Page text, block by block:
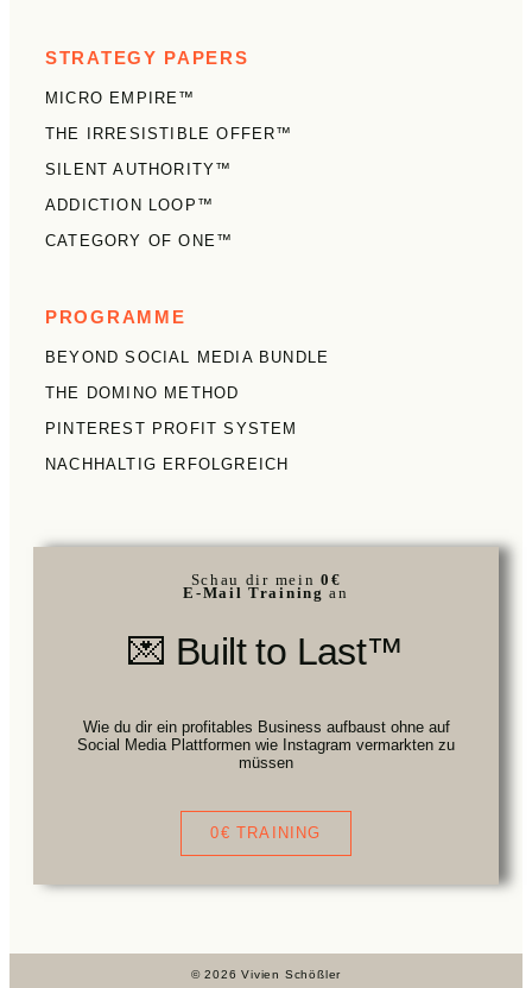
STRATEGY PAPERS
MICRO EMPIRE™
THE IRRESISTIBLE OFFER™
SILENT AUTHORITY™
ADDICTION LOOP™
CATEGORY OF ONE™
PROGRAMME
BEYOND SOCIAL MEDIA BUNDLE
THE DOMINO METHOD
PINTEREST PROFIT SYSTEM
NACHHALTIG ERFOLGREICH
Schau dir mein0€
E-Mail Training an
💌 Built to Last™
Wie du dir ein profitables Business aufbaust ohne auf
Social Media Plattformen wie Instagram vermarkten zu
müssen
0€ TRAINING
© 2026 Vivien Schößler